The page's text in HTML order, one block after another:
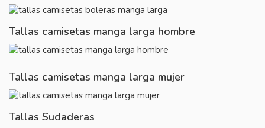
Tallas camisetas manga larga hombre
Tallas camisetas manga larga mujer
Tallas Sudaderas